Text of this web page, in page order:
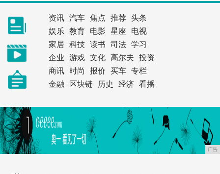
资讯 汽车 焦点 推荐
头条
娱乐
教育 电影 星座
电视
家居
科技 读书 司法
学习
企业
游戏 文化 高尔夫
投资
商讯
时尚 报价 买车
专栏
金融
区块链 历史 经济 看播
广告